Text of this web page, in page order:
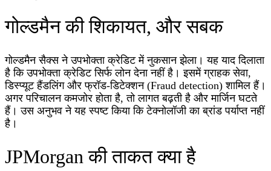
गोल्डमैन की शिकायत, और सबक
गोल्डमैन सैक्स ने उपभोक्ता क्रेडिट में नुकसान झेला। यह याद दिलाता
है कि उपभोक्ता क्रेडिट सिर्फ लोन देना नहीं है। इसमें ग्राहक सेवा,
डिस्प्यूट हैंडलिंग और फ्रॉड‑डिटेक्शन (Fraud detection) शामिल हैं।
अगर परिचालन कमजोर होता है, तो लागत बढ़ती है और मार्जिन घटते
हैं। उस अनुभव ने यह स्पष्ट किया कि टेक्नोलॉजी का ब्रांड पर्याप्त नहीं
है।
JPMorgan की ताकत क्या है